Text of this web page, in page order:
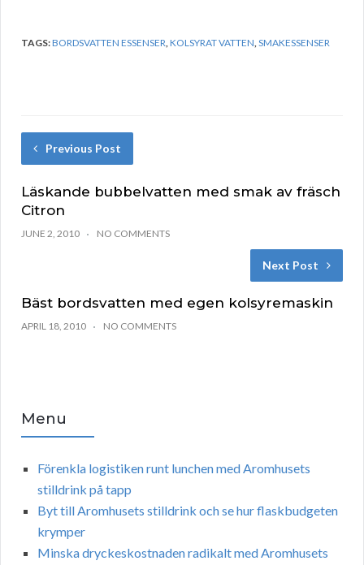
TAGS:BORDSVATTEN ESSENSER,KOLSYRAT VATTEN,SMAKESSENSER
Previous Post
Läskande bubbelvatten med smak av fräsch
Citron
JUNE 2, 2010 NO COMMENTS
Next Post
Bäst bordsvatten med egen kolsyremaskin
APRIL 18, 2010 NO COMMENTS
Menu
Förenkla logistiken runt lunchen med Aromhusets
stilldrink på tapp
Byt till Aromhusets stilldrink och se hur flaskbudgeten
krymper
Minska dryckeskostnaden radikalt med Aromhusets